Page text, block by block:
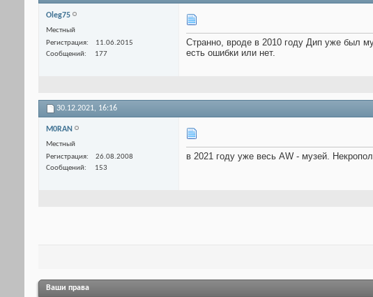
Оlеg75
Местный
Регистрация
11.06.2015
Сообщений
177
Странно, вроде в 2010 году Дип уже был
есть ошибки или нет.
30.12.2021, 16:16
M0RAN
Местный
Регистрация
26.08.2008
Сообщений
153
в 2021 году уже весь AW - музей.
Ваши права